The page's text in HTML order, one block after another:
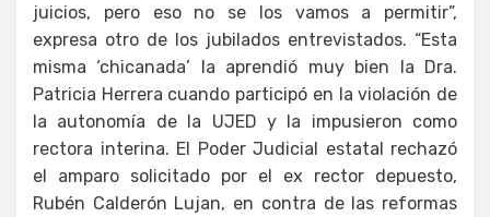
juicios, pero eso no se los vamos a permitir”,
expresa otro de los jubilados entrevistados. “Esta
misma ‘chicanada’ la aprendió muy bien la Dra.
Patricia Herrera cuando participó en la violación de
la autonomía de la UJED y la impusieron como
rectora interina. El Poder Judicial estatal rechazó
el amparo solicitado por el ex rector depuesto,
Rubén Calderón Lujan, en contra de las reformas